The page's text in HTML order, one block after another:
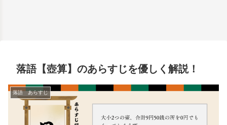
落語【壺算】のあらすじを優しく解説！
落語 あらすじ